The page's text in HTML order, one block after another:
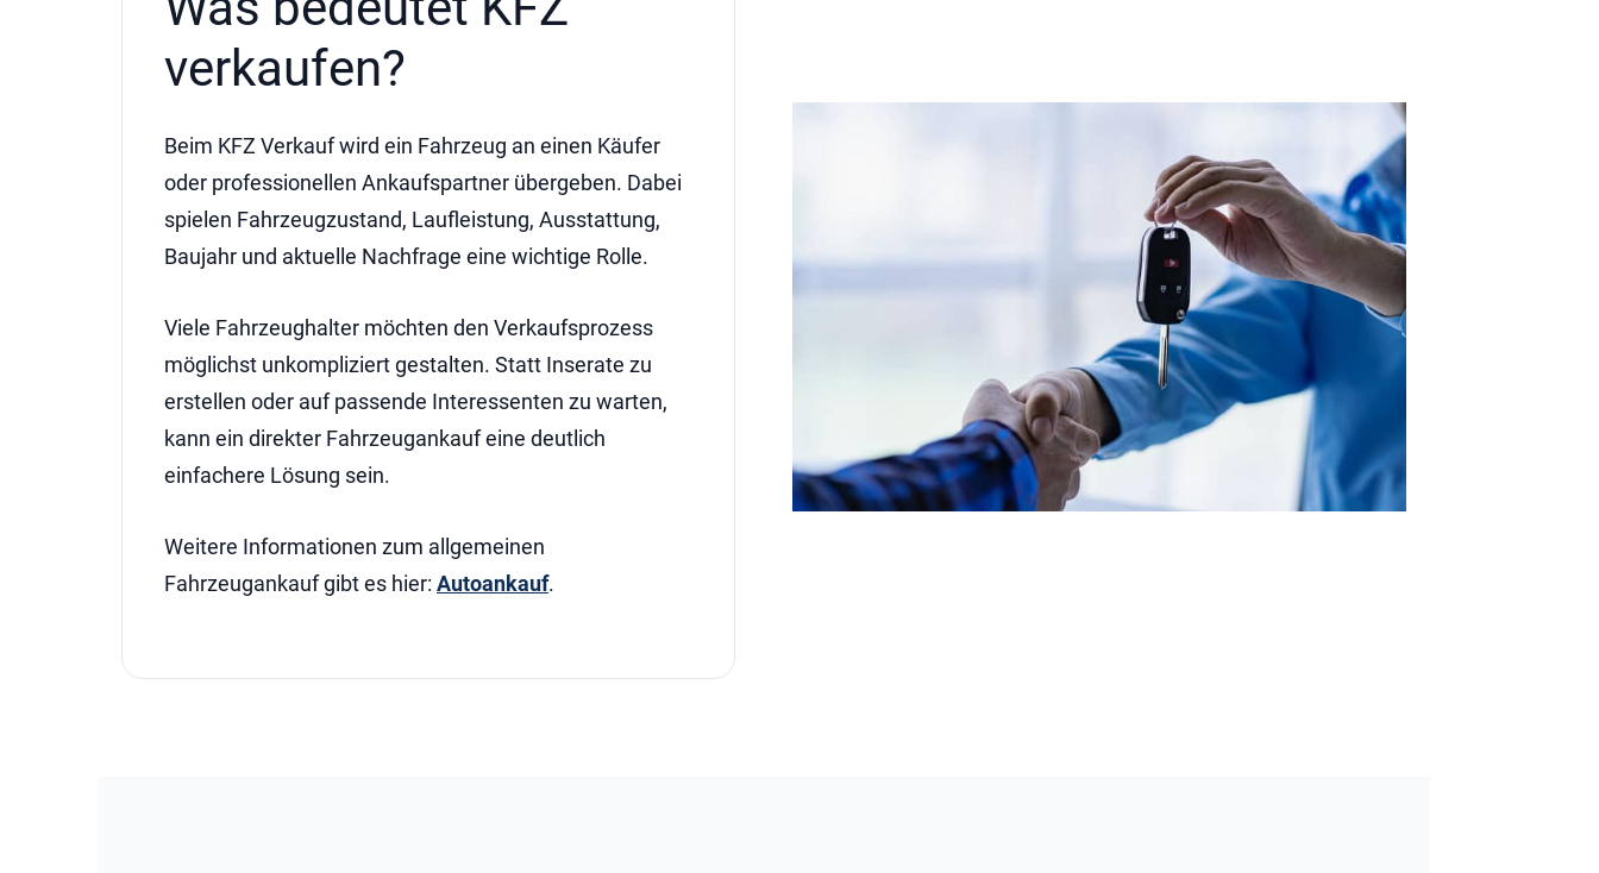
verkaufen?
Beim KFZ Verkauf wird ein Fahrzeug an einen Käufer
oder professionellen Ankaufspartner übergeben. Dabei
spielen Fahrzeugzustand, Laufleistung, Ausstattung,
Baujahr und aktuelle Nachfrage eine wichtige Rolle.
Viele Fahrzeughalter möchten den Verkaufsprozess
möglichst unkompliziert gestalten. Statt Inserate zu
erstellen oder auf passende Interessenten zu warten,
kann ein direkter Fahrzeugankauf eine deutlich
einfachere Lösung sein.
Weitere Informationen zum allgemeinen
Fahrzeugankauf gibt es hier: Autoankauf.